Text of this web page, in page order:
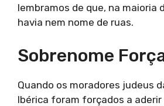
lembramos de que, na maioria
havia nem nome de ruas.
Sobrenome
Quando os moradores judeus
Ibérica foram forçados a aderir